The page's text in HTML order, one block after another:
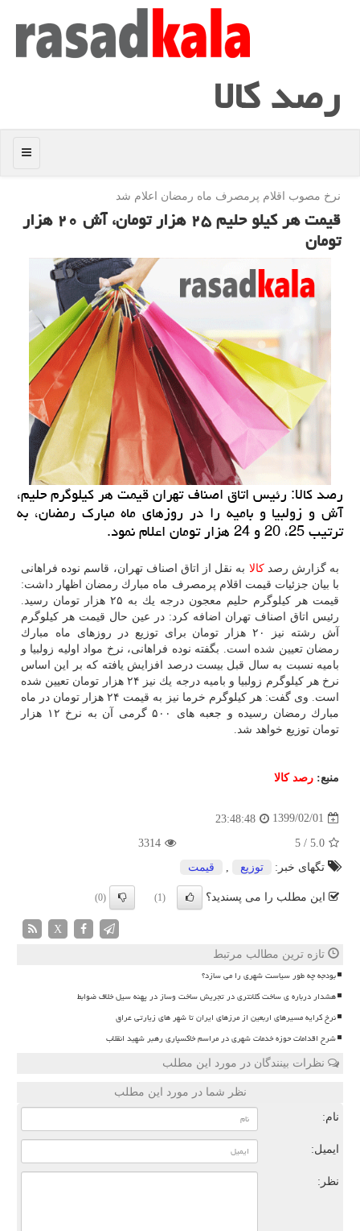
رصد كالا
منو
نرخ مصوب اقلام پرمصرف ماه رمضان اعلام شد
قیمت هر كیلو حلیم ۲۵ هزار تومان، آش ۲۰ هزار
تومان
رصد كالا: رئیس اتاق اصناف تهران قیمت هر كیلوگرم حلیم،
آش و زولبیا و بامیه را در روزهای ماه مبارك رمضان، به
ترتیب 25، 20 و 24 هزار تومان اعلام نمود.
به گزارش رصدكالا به نقل از اتاق اصناف تهران، قاسم نوده فراهانی
با بیان جزئیات قیمت اقلام پرمصرف ماه مبارك رمضان اظهار داشت:
قیمت هر كیلوگرم حلیم معجون درجه یك به ۲۵ هزار تومان رسید.
رئیس اتاق اصناف تهران اضافه كرد: در عین حال قیمت هر كیلوگرم
آش رشته نیز ۲۰ هزار تومان برای توزیع در روزهای ماه مبارك
رمضان تعیین شده است. بگفته نوده فراهانی، نرخ مواد اولیه زولبیا و
بامیه نسبت به سال قبل بیست درصد افزایش یافته كه بر این اساس
نرخ هر كیلوگرم زولبیا و بامیه درجه یك نیز ۲۴ هزار تومان تعیین شده
است. وی گفت: هر كیلوگرم خرما نیز به قیمت ۲۴ هزار تومان در ماه
مبارك رمضان رسیده و جعبه های ۵۰۰ گرمی آن به نرخ ۱۲ هزار
تومان توزیع خواهد شد.
منبع: رصد كالا
1399/02/01
23:48:48
5.0
/
5
3314
تگهای خبر:
توزیع قیمت
این مطلب را می پسندید؟ (1)
(0)
X
تازه ترین مطالب مرتبط
بودجه چه طور سیاست شهری را می سازد؟
هشدار درباره ی ساخت کلانتری در تجریش ساخت وساز در پهنه سیل خلاف ضوابط
نرخ کرایه مسیرهای اربعین از مرزهای ایران تا شهر های زیارتی عراق
شرح اقدامات حوزه خدمات شهری در مراسم خاکسپاری رهبر شهید انقلاب
نظرات بینندگان در مورد این مطلب
نظر شما در مورد این مطلب
نام:
ایمیل:
نظر: